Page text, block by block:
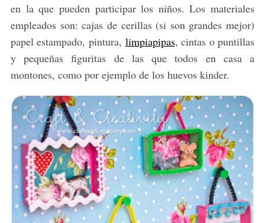
en la que pueden participar los niños. Los materiales
empleados son: cajas de cerillas (si son grandes mejor)
papel estampado, pintura, limpiapipas, cintas o puntillas
y pequeñas figuritas de las que todos en casa a
montones, como por ejemplo de los huevos kinder.